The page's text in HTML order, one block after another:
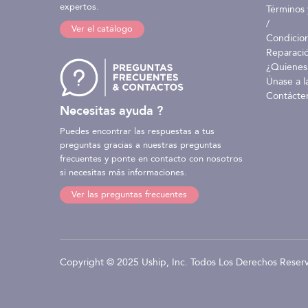
expertos.
Ver el catálogo
Necesitas ayuda ?
Puedes encontrar las respuestas a tus
preguntas gracias a nuestras preguntas
frecuentes y ponte en contacto con nosotros
si necesitas más informaciones.
Ver las preguntas frecuentes
/
Únase a
Copyright © 2025 Uship, Inc. Todos Los Derechos